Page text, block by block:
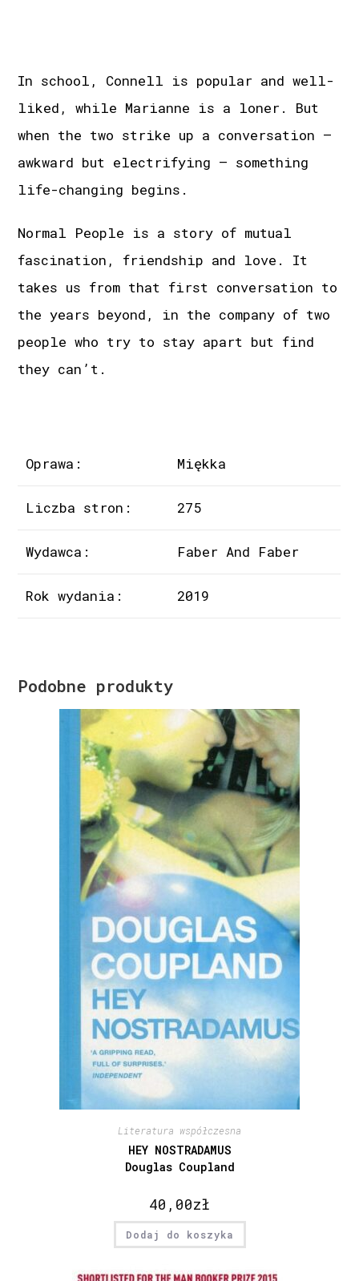
In school, Connell is popular and well-
liked, while Marianne is a loner. But
when the two strike up a conversation –
awkward but electrifying – something
life-changing begins.
Normal People is a story of mutual
fascination, friendship and love. It
takes us from that first conversation to
the years beyond, in the company of two
people who try to stay apart but find
they can’t.
Oprawa: Miękka
Liczba stron: 275
Wydawca: Faber And Faber
Rok wydania: 2019
Podobne produkty
Literatura współczesna
HEY NOSTRADAMUS
Douglas Coupland
40,00zł
Dodaj do koszyka